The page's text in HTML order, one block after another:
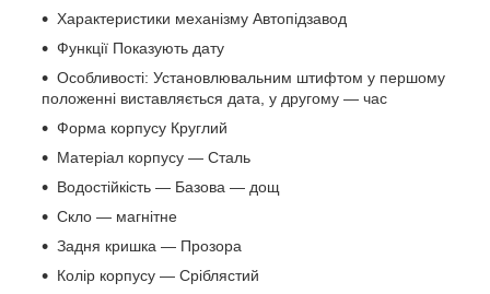
Характеристики механізму Автопідзавод
Функції Показують дату
Особливості: Установлювальним штифтом у першому
положенні виставляється дата, у другому — час
Форма корпусу Круглий
Матеріал корпусу — Сталь
Водостійкість — Базова — дощ
Скло — магнітне
Задня кришка — Прозора
Колір корпусу — Сріблястий